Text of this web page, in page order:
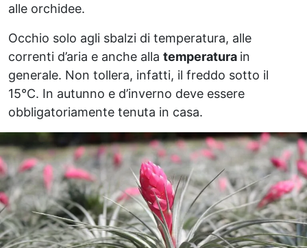
alle orchidee.
Occhio solo agli sbalzi di temperatura, alle
correnti d’aria e anche alla temperatura in
generale. Non tollera, infatti, il freddo sotto il
15°C. In autunno e d’inverno deve essere
obbligatoriamente tenuta in casa.